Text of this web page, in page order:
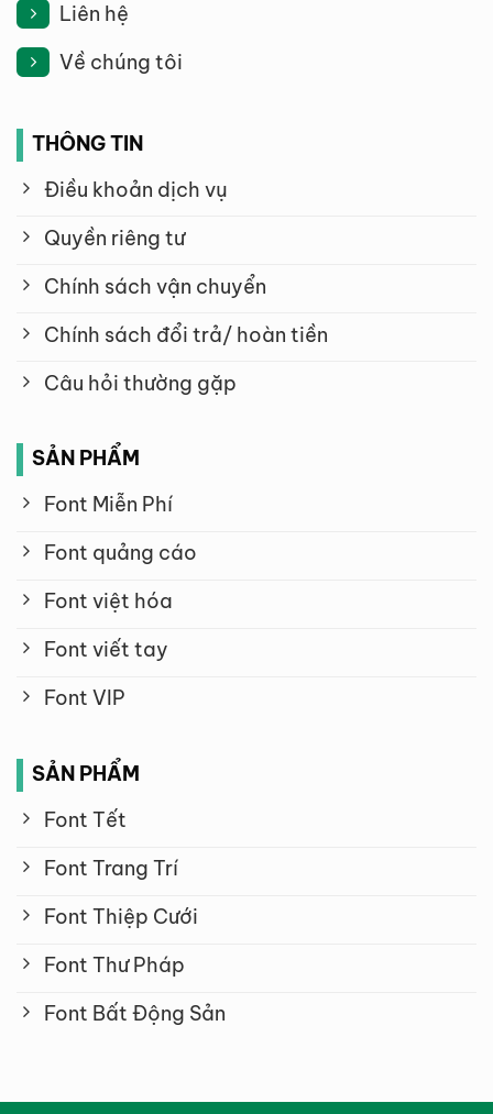
Liên hệ
Về chúng tôi
THÔNG TIN
Điều khoản dịch vụ
Quyền riêng tư
Chính sách vận chuyển
Chính sách đổi trả/ hoàn tiền
Câu hỏi thường gặp
SẢN PHẨM
Font Miễn Phí
Font quảng cáo
Font việt hóa
Font viết tay
Font VIP
SẢN PHẨM
Font Tết
Font Trang Trí
Font Thiệp Cưới
Font Thư Pháp
Font Bất Động Sản